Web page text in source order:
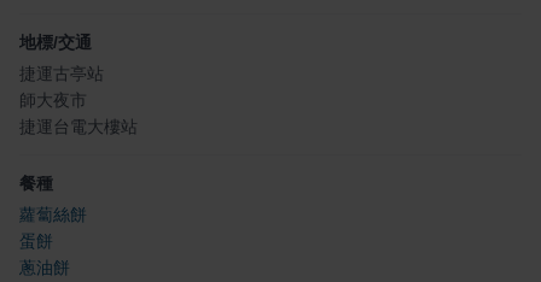
地標/交通
捷運古亭站
師大夜市
捷運台電大樓站
餐種
蘿蔔絲餅
蛋餅
蔥油餅